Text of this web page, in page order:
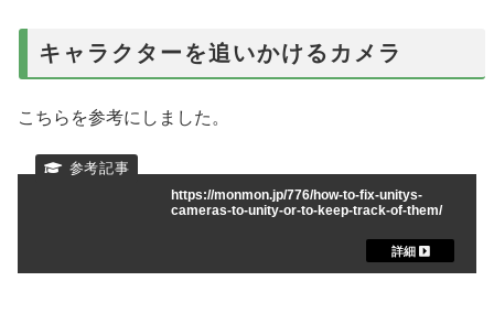
キャラクターを追いかけるカメラ
こちらを参考にしました。
https://monmon.jp/776/how-to-fix-unitys-
cameras-to-unity-or-to-keep-track-of-them/